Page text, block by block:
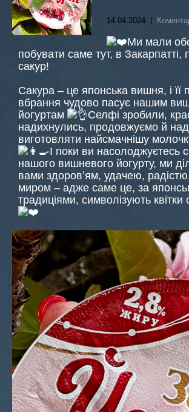
14.04.2024
Ми мали
побувати саме тут, в Закарпатті,
сакур!
Сакура – це японська вишня, і
вбрання чудово пасує нашим
йогуртам
Селфі зробили,
надихнулись, продовжуємо й
виготовляти найсмачнішу
І поки ви насолоджуєтесь
нашого вишневого йогурту, ми
вами здоровʼям, удачею,
миром – адже саме це, за
традиціями, символізують квітки